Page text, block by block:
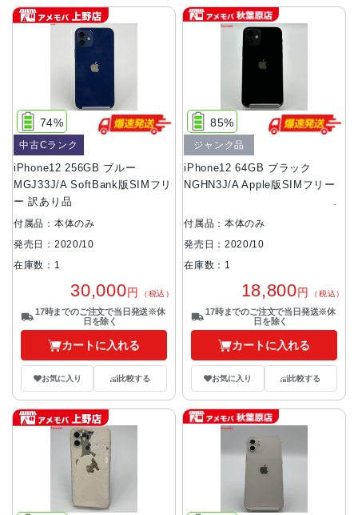
iPhone12 256GB ブルー
MGJ33J/A SoftBank版SIMフリ
ー 訳あり品
74%
中古Cランク
付属品：本体のみ
発売日：2020/10
在庫数：1
30,000円 （税込）
17時までのご注文で当日発送※休
日を除く
カートに入れる
お気に入り 比較する
iPhone12 64GB ブラック
NGHN3J/A Apple版SIMフリー
85%
ジャンク品
付属品：本体のみ
発売日：2020/10
在庫数：1
18,800円 （税込）
17時までのご注文で当日発送※休
日を除く
カートに入れる
お気に入り 比較する